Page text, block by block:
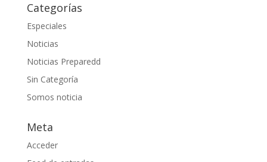
Categorías
Especiales
Noticias
Noticias Preparedd
Sin Categoría
Somos noticia
Meta
Acceder